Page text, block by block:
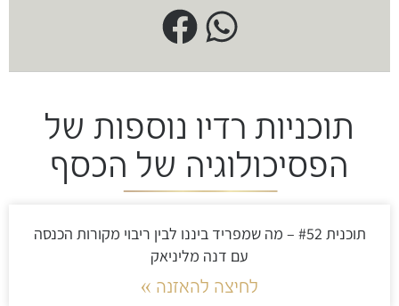
תוכניות רדיו נוספות של
הפסיכולוגיה של הכסף
תוכנית #52 – מה שמפריד ביננו לבין ריבוי מקורות הכנסה
עם דנה מליניאק
לחיצה להאזנה »